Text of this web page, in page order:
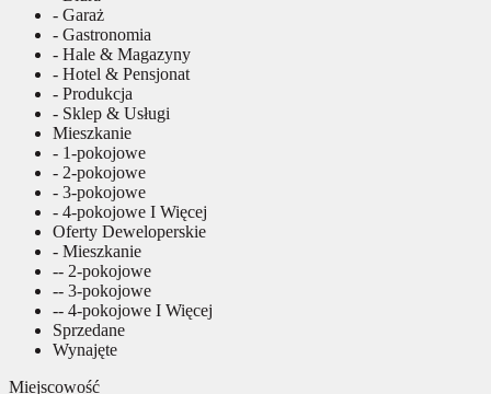
- Garaż
- Gastronomia
- Hale & Magazyny
- Hotel & Pensjonat
- Produkcja
- Sklep & Usługi
Mieszkanie
- 1-pokojowe
- 2-pokojowe
- 3-pokojowe
- 4-pokojowe I Więcej
Oferty Deweloperskie
- Mieszkanie
-- 2-pokojowe
-- 3-pokojowe
-- 4-pokojowe I Więcej
Sprzedane
Wynajęte
Miejscowość